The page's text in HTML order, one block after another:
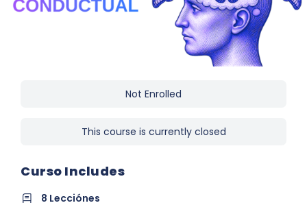
Not Enrolled
This course is currently closed
Curso Includes
8 Lecciónes